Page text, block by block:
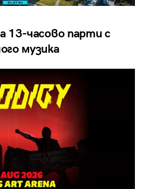
13-часово парти с
музика